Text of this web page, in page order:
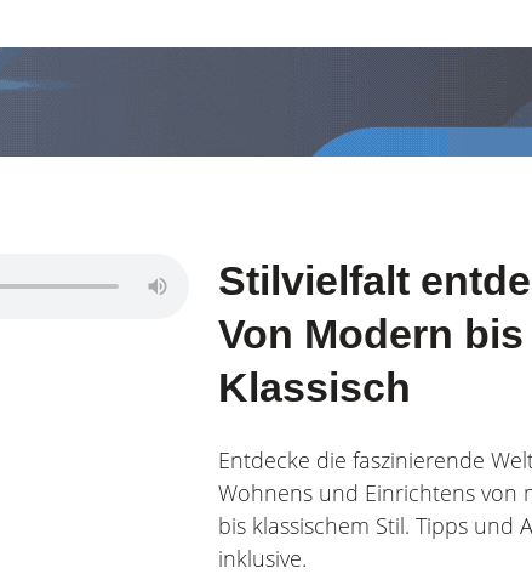
Wohnideen,
Stilvielfalt
Von Modern bis
Klassisch
Entdecke die faszinierende
Wohnens und Einrichtens von
bis klassischem Stil. Tipps und
inklusive.